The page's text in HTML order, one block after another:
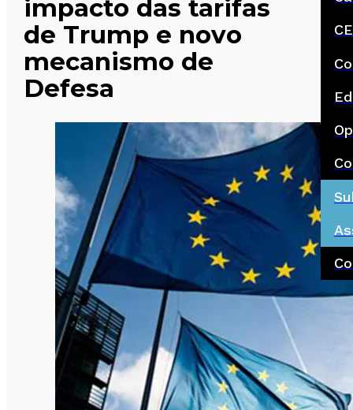
impacto das tarifas
de Trump e novo
mecanismo de
Defesa